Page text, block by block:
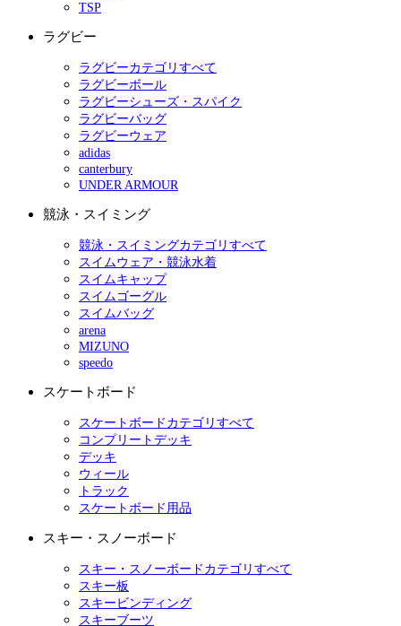
TSP
ラグビー
ラグビーカテゴリすべて
ラグビーボール
ラグビーシューズ・スパイク
ラグビーバッグ
ラグビーウェア
adidas
canterbury
UNDER ARMOUR
競泳・スイミング
競泳・スイミングカテゴリすべて
スイムウェア・競泳水着
スイムキャップ
スイムゴーグル
スイムバッグ
arena
MIZUNO
speedo
スケートボード
スケートボードカテゴリすべて
コンプリートデッキ
デッキ
ウィール
トラック
スケートボード用品
スキー・スノーボード
スキー・スノーボードカテゴリすべて
スキー板
スキービンディング
スキーブーツ